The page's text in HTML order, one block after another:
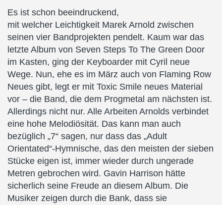
Es ist schon beeindruckend,
mit welcher Leichtigkeit Marek Arnold zwischen
seinen vier Bandprojekten pendelt. Kaum war das
letzte Album von Seven Steps To The Green Door
im Kasten, ging der Keyboarder mit Cyril neue
Wege. Nun, ehe es im März auch von Flaming Row
Neues gibt, legt er mit Toxic Smile neues Material
vor – die Band, die dem Progmetal am nächsten ist.
Allerdings nicht nur. Alle Arbeiten Arnolds verbindet
eine hohe Melodiösität. Das kann man auch
bezüglich „7“ sagen, nur dass das „Adult
Orientated“-Hymnische, das den meisten der sieben
Stücke eigen ist, immer wieder durch ungerade
Metren gebrochen wird. Gavin Harrison hätte
sicherlich seine Freude an diesem Album. Die
Musiker zeigen durch die Bank, dass sie